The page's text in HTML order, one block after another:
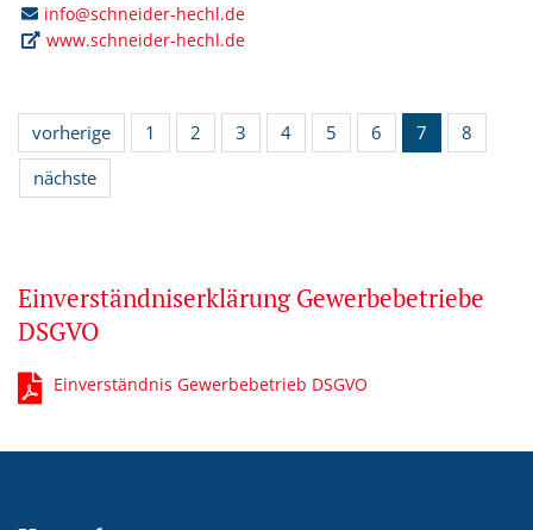
info@schneider-hechl.de
www.schneider-hechl.de
vorherige 1 2 3 4 5 6 7
8
nächste
Einverständniserklärung Gewerbebetriebe
DSGVO
Einverständnis Gewerbebetrieb DSGVO